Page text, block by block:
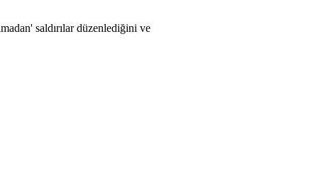
saldırılar düzenlediğini ve